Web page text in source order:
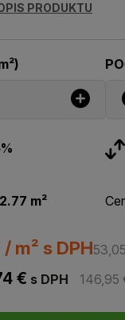
PRODUKTU
)
2.77 m²
/ m² s DPH
€ s DPH 146,95